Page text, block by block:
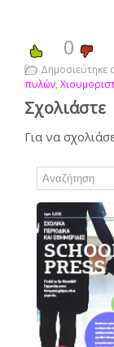
0
Δημοσιεύτηκε
πυλών,
Σχολιάστε
Για να